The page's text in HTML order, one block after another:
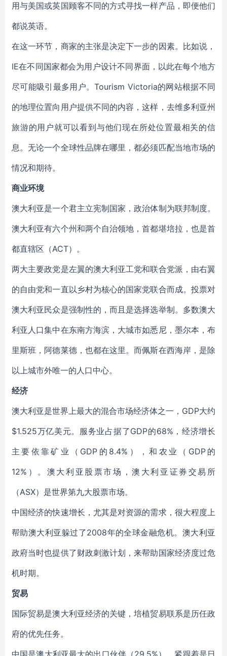
用与美国或英国顾客不同的方式寻找一样产品，即便他们
都说英语。
在这一环节，商家的主张是决定下一步的因素。比如说，
IE在不同国家都会为用户设计不同界面，以此在每个地方
尽可能吸引最多用户。Tourism Victoria的网站根据不同
的地理位置向用户提供不同的内容，这样，去维多利亚州
旅游的用户就可以看到与他们现在所处位置最相关的信
息。无论一个全球性品牌在哪里，都必须匹配当地市场的
情况和期待。
商业环境
澳大利亚是一个君主立宪制国家，政治体制为联邦制度。
澳大利亚有六个州和两个自治领地，首都堪培拉，也是首
都直辖区（ACT）。
两大主要政党是左翼的澳大利亚工党和联合党派，由右翼
的自由党和一直以乡村为核心的国家党联合而成。投票对
澳大利亚民众是强制性的，而且是选择选举制。多数澳大
利亚人口集中在东南方海滨，大城市如悉尼，墨尔本，布
里斯班，阿德莱德，也都在这里。而佩斯在西海岸，是除
以上城市外唯一的人口中心。
经济
澳大利亚是世界上最大的混合市场经济体之一，GDP大约
$1.525万亿美元。服务业占据了GDP的68%，经济增长
主要依靠矿业（GDP的8.4%），和农业（GDP的
12%）。澳大利亚股票市场，澳大利亚证券交易所
（ASX）是世界第九大股票市场。
中国经济的快速增长，尤其是对资源的需求，很大程度上
帮助澳大利亚躲过了2008年的全球金融危机。澳大利亚
政府当时也提供了财政刺激计划，来帮助国家经济度过危
机时期。
贸易
国际贸易是澳大利亚经济的关键，培植贸易联系是历任政
府的优先任务。
中国是澳大利亚最大的出口伙伴（29.5%），紧跟着是日